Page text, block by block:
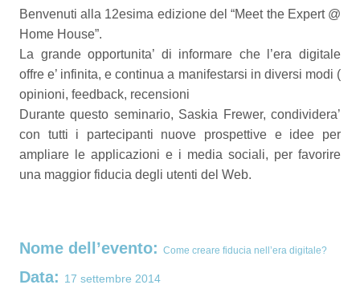
Benvenuti alla 12esima edizione del “Meet the Expert @
Home House”.
La grande opportunita’ di informare che l’era digitale
offre e’ infinita, e continua a manifestarsi in diversi modi (
opinioni, feedback, recensioni
Durante questo seminario, Saskia Frewer, condividera’
con tutti i partecipanti nuove prospettive e idee per
ampliare le applicazioni e i media sociali, per favorire
una maggior fiducia degli utenti del Web.
Nome dell’evento: Come creare fiducia nell’era digitale?
Data: 17 settembre 2014